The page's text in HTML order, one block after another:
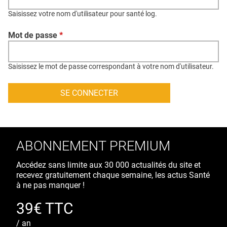
CONTACT
CRÉDITS
Saisissez votre nom d'utilisateur pour santé log.
Mot de passe *
Saisissez le mot de passe correspondant à votre nom d'utilisateur.
ABONNEMENT PREMIUM
Accédez sans limite aux 30 000 actualités du site et
recevez gratuitement chaque semaine, les actus Santé
à ne pas manquer !
39€ TTC
/ an